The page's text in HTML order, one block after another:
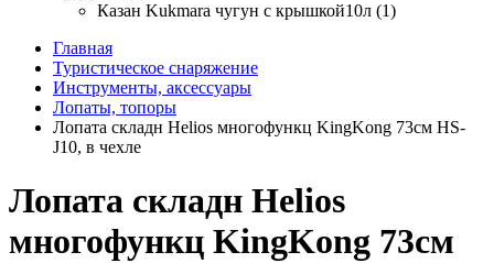
Казан Kukmara чугун с крышкой10л (1)
Главная
Туристическое снаряжение
Инструменты, аксессуары
Лопаты, топоры
Лопата складн Helios многофункц KingKong 73см HS-
J10, в чехле
Лопата складн Helios
многофункц KingKong 73см